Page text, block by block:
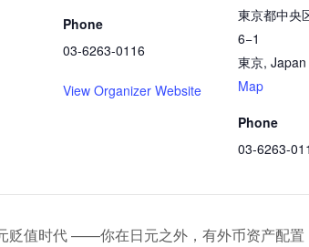
Phone
03-6263-0116
View Organizer Website
東京都中央
6−1
東京, Japan
Map
Phone
03-6263-
贬值时代 ——你在日元之外，有外币资产配置